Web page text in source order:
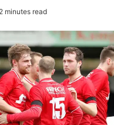
minutes read